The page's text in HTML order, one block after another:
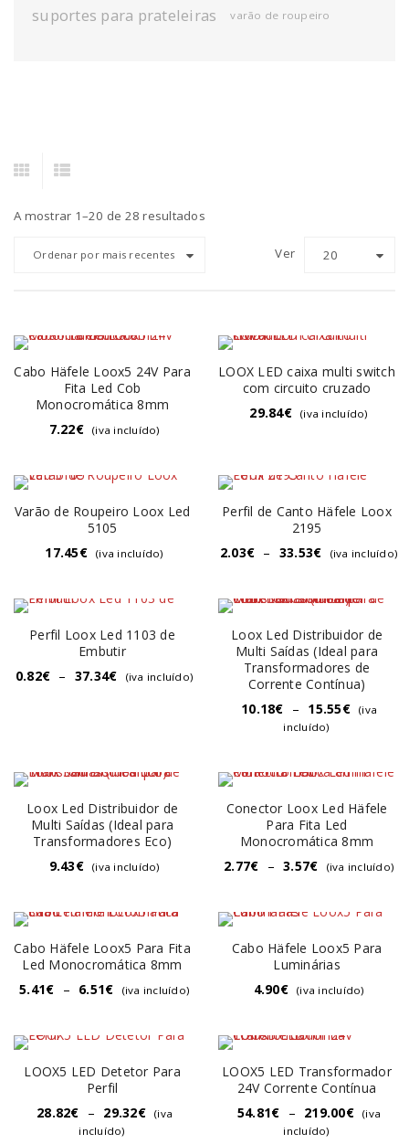
suportes para prateleiras varão de roupeiro
A mostrar 1–20 de 28 resultados
Ordenar por mais recentes Ver 20
Cabo Häfele Loox5 24V Para
Fita Led Cob
Monocromática 8mm
7.22€ (iva incluído)
LOOX LED caixa multi switch
com circuito cruzado
29.84€ (iva incluído)
Varão de Roupeiro Loox Led
5105
17.45€ (iva incluído)
Perfil de Canto Häfele Loox
2195
2.03€ – 33.53€ (iva incluído)
Perfil Loox Led 1103 de
Embutir
0.82€ – 37.34€ (iva incluído)
Loox Led Distribuidor de
Multi Saídas (Ideal para
Transformadores de
Corrente Contínua)
10.18€ – 15.55€
(iva
incluído)
Loox Led Distribuidor de
Multi Saídas (Ideal para
Transformadores Eco)
9.43€ (iva incluído)
Conector Loox Led Häfele
Para Fita Led
Monocromática 8mm
2.77€ – 3.57€ (iva incluído)
Cabo Häfele Loox5 Para Fita
Led Monocromática 8mm
5.41€ – 6.51€ (iva incluído)
Cabo Häfele Loox5 Para
Luminárias
4.90€ (iva incluído)
LOOX5 LED Detetor Para
Perfil
28.82€ – 29.32€
(iva
incluído)
LOOX5 LED Transformador
24V Corrente Contínua
54.81€ – 219.00€
(iva
incluído)